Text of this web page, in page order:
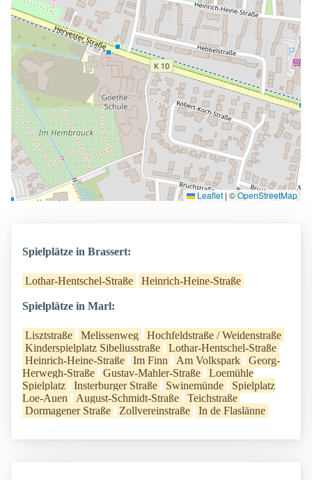
Leaflet | ©OpenStreetMap
Spielplätze in Brassert:
Lothar-Hentschel-Straße Heinrich-Heine-Straße
Spielplätze in Marl:
Lisztstraße Melissenweg
Hochfeldstraße / Weidenstraße
Kinderspielplatz Sibeliusstraße
Lothar-Hentschel-Straße
Heinrich-Heine-Straße
Im Finn Am Volkspark
Georg-
Herwegh-Straße
Gustav-Mahler-Straße
Loemühle
Spielplatz
Insterburger Straße Swinemünde
Spielplatz
Loe-Auen
August-Schmidt-Straße
Teichstraße
Dormagener Straße
Zollvereinstraße In de Flaslänne